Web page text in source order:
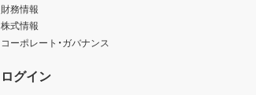
財務情報
株式情報
コーポレート・ガバナンス
ログイン